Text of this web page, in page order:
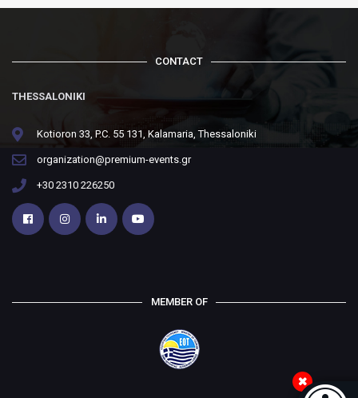
CONTACT
THESSALONIKI
Kotioron 33, P.C. 55 131, Kalamaria, Thessaloniki
organization@premium-events.gr
+30 2310 226250
MEMBER OF